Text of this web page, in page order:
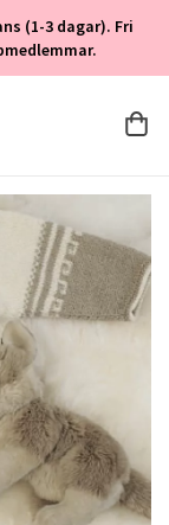
(1-3 dagar). Fri